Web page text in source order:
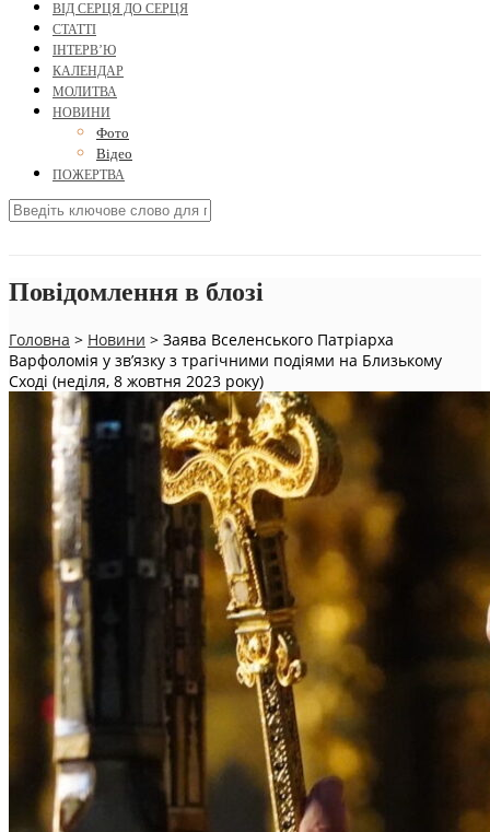
ВІД СЕРЦЯ ДО СЕРЦЯ
СТАТТІ
ІНТЕРВ’Ю
КАЛЕНДАР
МОЛИТВА
НОВИНИ
Фото
Відео
ПОЖЕРТВА
Повідомлення в блозі
Головна > Новини > Заява Вселенського Патріарха
Варфоломія у зв’язку з трагічними подіями на Близькому
Сході (неділя, 8 жовтня 2023 року)